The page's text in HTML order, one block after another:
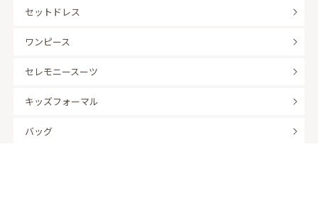
セットドレス
ワンピース
セレモニースーツ
キッズフォーマル
バッグ